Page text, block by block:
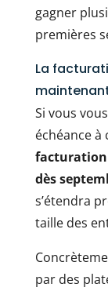
gagner
premières
La
Si vous
échéance à
facturation
dès
s’étendra
taille des
par des